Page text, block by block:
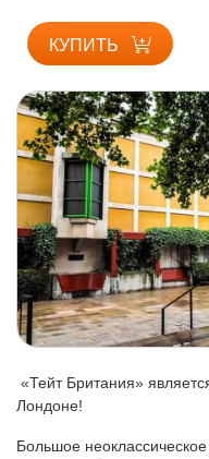
КУПИТЬ
«Тейт Британия»
Лондоне!
Большое